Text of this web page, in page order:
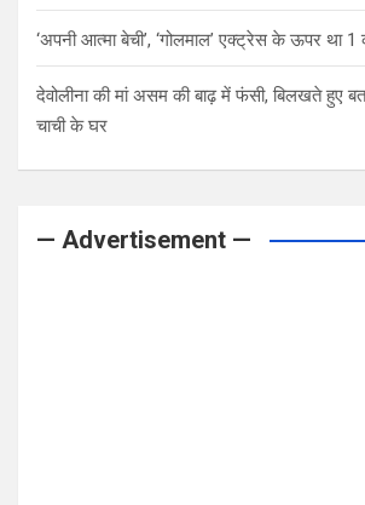
‘अपनी आत्मा बेची’, ‘गोलमाल’ एक्ट्रेस के ऊपर था
देवोलीना की मां असम की बाढ़ में फंसी, बिलखते हुए
चाची के घर
— Advertisement —